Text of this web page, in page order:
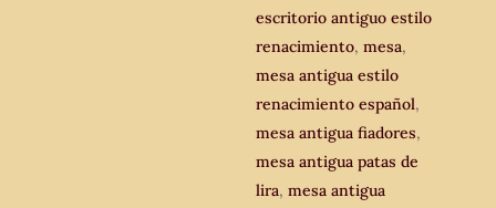
escritorio antiguo estilo
renacimiento,mesa,
mesa antigua estilo
renacimiento español,
mesa antigua fiadores,
mesa antigua patas de
lira,mesa antigua